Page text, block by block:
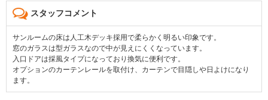
スタッフコメント
サンルームの床は人工木デッキ採用で柔らかく明るい印象です。
窓のガラスは型ガラスなので中が見えにくくなっています。
入口ドアは採風タイプになっており換気に便利です。
オプションのカーテンレールを取付け、カーテンで目隠しや日よけになり
ます。